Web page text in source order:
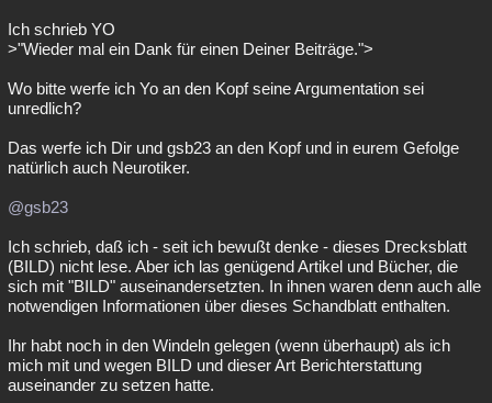
Ich schrieb YO
>"Wieder mal ein Dank für einen Deiner Beiträge.">
Wo bitte werfe ich Yo an den Kopf seine Argumentation sei
unredlich?
Das werfe ich Dir und gsb23 an den Kopf und in eurem Gefolge
natürlich auch Neurotiker.
@gsb23
Ich schrieb, daß ich - seit ich bewußt denke - dieses Drecksblatt
(BILD) nicht lese. Aber ich las genügend Artikel und Bücher, die
sich mit "BILD" auseinandersetzten. In ihnen waren denn auch alle
notwendigen Informationen über dieses Schandblatt enthalten.
Ihr habt noch in den Windeln gelegen (wenn überhaupt) als ich
mich mit und wegen BILD und dieser Art Berichterstattung
auseinander zu setzen hatte.